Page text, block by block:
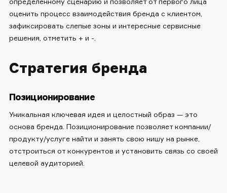
оценить процесс взаимодействия бренда с клиентом,
зафиксировать слепые зоны и интересные сервисные
решения, отметить + и -.
Стратегия бренда
Позиционирование
Уникальная ключевая идея и целостный образ — это
основа бренда. Позиционирование позволяет компании/
продукту/услуге найти и занять свою нишу на рынке,
отстроиться от конкурентов и установить связь со своей
целевой аудиторией.